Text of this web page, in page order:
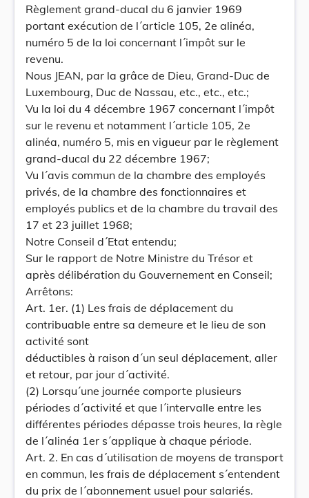
Règlement grand-ducal du 6 janvier 1969
portant exécution de l´article 105, 2e alinéa,
numéro 5 de la loi concernant l´impôt sur le
revenu.
Nous JEAN, par la grâce de Dieu, Grand-Duc de
Luxembourg, Duc de Nassau, etc., etc., etc.;
Vu la loi du 4 décembre 1967 concernant l´impôt
sur le revenu et notamment l´article 105, 2e
alinéa, numéro 5, mis en vigueur par le règlement
grand-ducal du 22 décembre 1967;
Vu l´avis commun de la chambre des employés
privés, de la chambre des fonctionnaires et
employés publics et de la chambre du travail des
17 et 23 juillet 1968;
Notre Conseil d´Etat entendu;
Sur le rapport de Notre Ministre du Trésor et
après délibération du Gouvernement en Conseil;
Arrêtons:
Art. 1er. (1) Les frais de déplacement du
contribuable entre sa demeure et le lieu de son
activité sont
déductibles à raison d´un seul déplacement, aller
et retour, par jour d´activité.
(2) Lorsqu´une journée comporte plusieurs
périodes d´activité et que l´intervalle entre les
différentes périodes dépasse trois heures, la règle
de l´alinéa 1er s´applique à chaque période.
Art. 2. En cas d´utilisation de moyens de transport
en commun, les frais de déplacement s´entendent
du prix de l´abonnement usuel pour salariés.